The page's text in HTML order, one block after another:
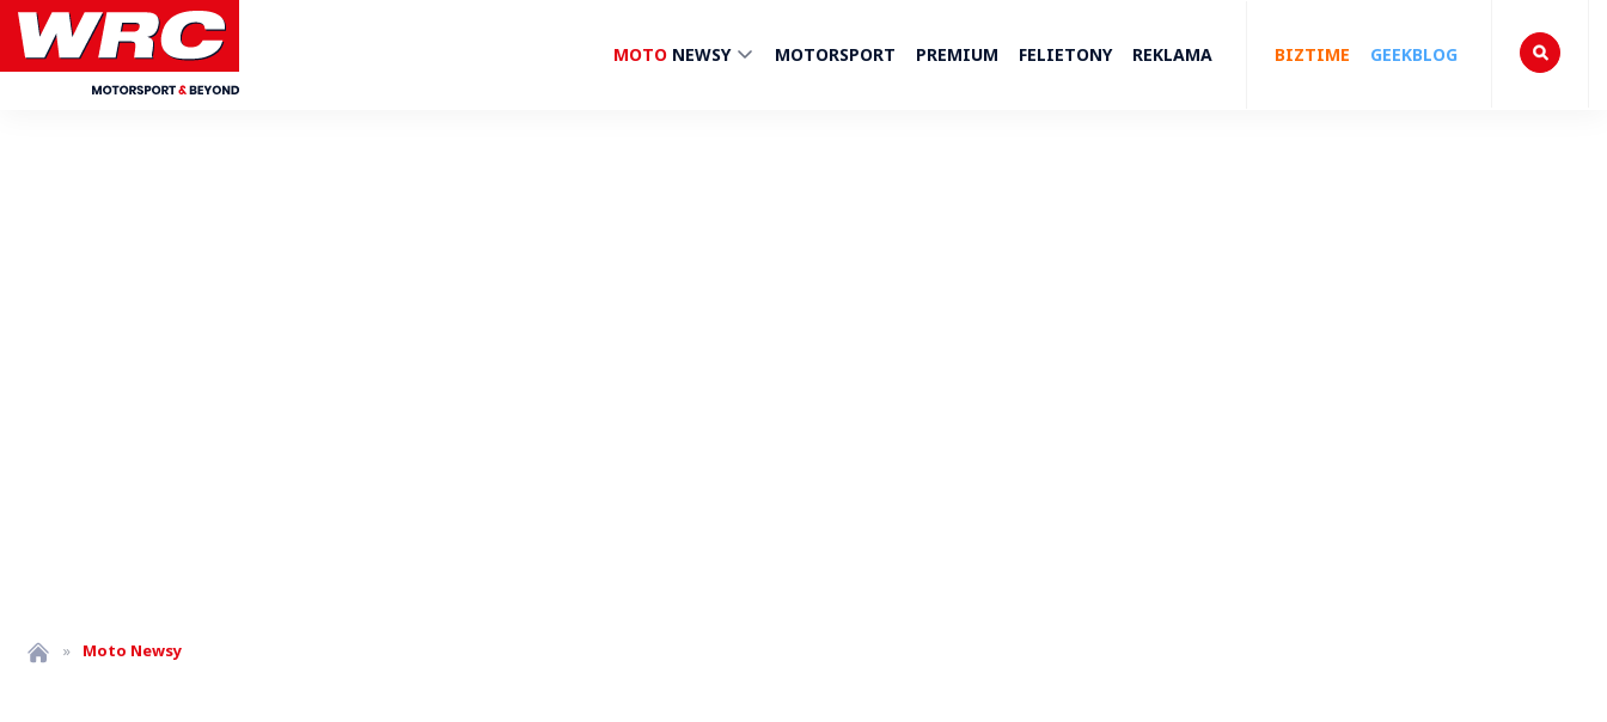
MOTO NEWSY MOTORSPORT PREMIUM FELIETONY REKLAMA BIZTIME GEEKBLOG
» Moto Newsy